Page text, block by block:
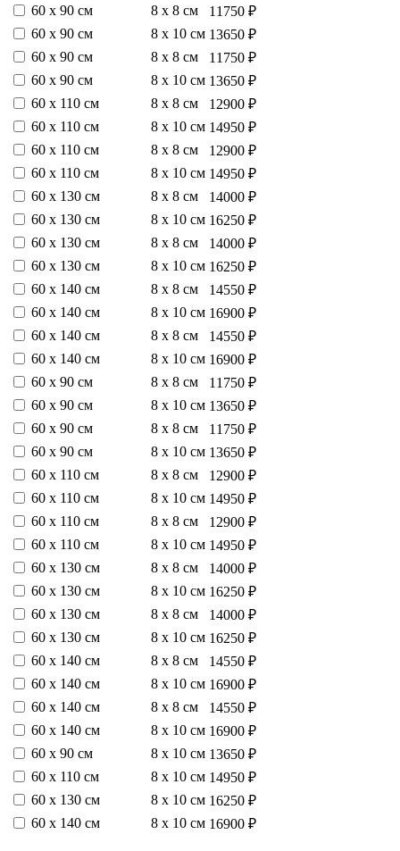
60 х 90 см
8 х 8 см
11750 ₽
60 х 90 см
8 х 10 см 13650 ₽
60 х 90 см
8 х 8 см
11750 ₽
60 х 90 см
8 х 10 см 13650 ₽
60 х 110 см
8 х 8 см
12900 ₽
60 х 110 см
8 х 10 см 14950 ₽
60 х 110 см
8 х 8 см
12900 ₽
60 х 110 см
8 х 10 см 14950 ₽
60 х 130 см
8 х 8 см
14000 ₽
60 х 130 см
8 х 10 см 16250 ₽
60 х 130 см
8 х 8 см
14000 ₽
60 х 130 см
8 х 10 см 16250 ₽
60 х 140 см
8 х 8 см
14550 ₽
60 х 140 см
8 х 10 см 16900 ₽
60 х 140 см
8 х 8 см
14550 ₽
60 х 140 см
8 х 10 см 16900 ₽
60 х 90 см
8 х 8 см
11750 ₽
60 х 90 см
8 х 10 см 13650 ₽
60 х 90 см
8 х 8 см
11750 ₽
60 х 90 см
8 х 10 см 13650 ₽
60 х 110 см
8 х 8 см
12900 ₽
60 х 110 см
8 х 10 см 14950 ₽
60 х 110 см
8 х 8 см
12900 ₽
60 х 110 см
8 х 10 см 14950 ₽
60 х 130 см
8 х 8 см
14000 ₽
60 х 130 см
8 х 10 см 16250 ₽
60 х 130 см
8 х 8 см
14000 ₽
60 х 130 см
8 х 10 см 16250 ₽
60 х 140 см
8 х 8 см
14550 ₽
60 х 140 см
8 х 10 см 16900 ₽
60 х 140 см
8 х 8 см
14550 ₽
60 х 140 см
8 х 10 см 16900 ₽
60 х 90 см
8 х 10 см 13650 ₽
60 х 110 см
8 х 10 см 14950 ₽
60 х 130 см
8 х 10 см 16250 ₽
60 х 140 см
8 х 10 см 16900 ₽